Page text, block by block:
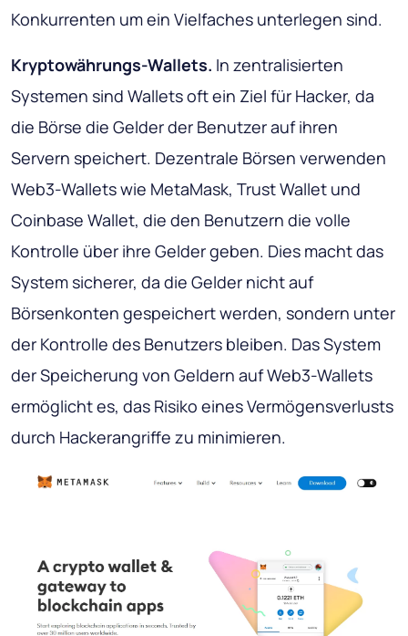
Konkurrenten um ein Vielfaches unterlegen sind.
Kryptowährungs-Wallets. In zentralisierten
Systemen sind Wallets oft ein Ziel für Hacker, da
die Börse die Gelder der Benutzer auf ihren
Servern speichert. Dezentrale Börsen verwenden
Web3-Wallets wie MetaMask, Trust Wallet und
Coinbase Wallet, die den Benutzern die volle
Kontrolle über ihre Gelder geben. Dies macht das
System sicherer, da die Gelder nicht auf
Börsenkonten gespeichert werden, sondern unter
der Kontrolle des Benutzers bleiben. Das System
der Speicherung von Geldern auf Web3-Wallets
ermöglicht es, das Risiko eines Vermögensverlusts
durch Hackerangriffe zu minimieren.